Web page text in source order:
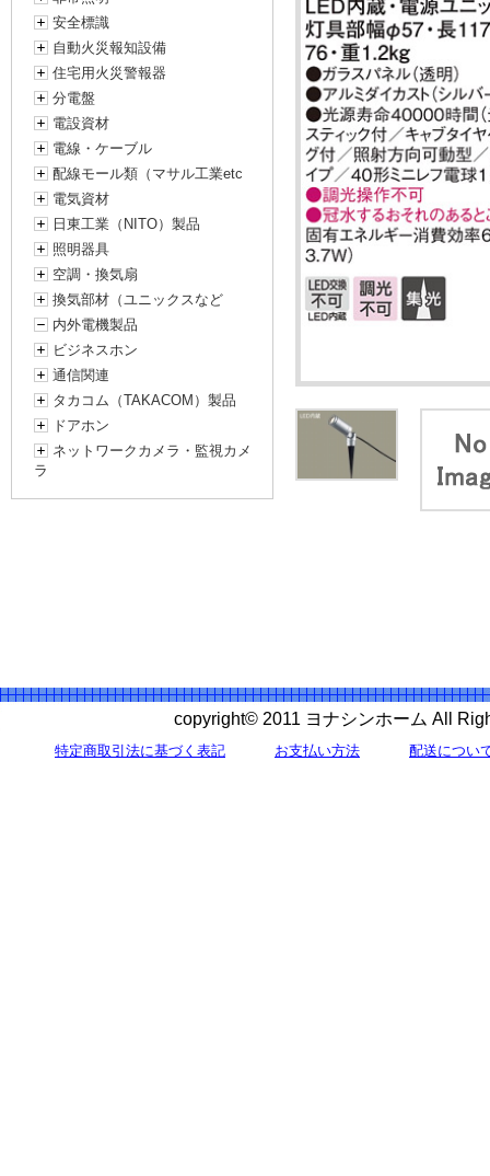
安全標識
自動火災報知設備
住宅用火災警報器
分電盤
電設資材
電線・ケーブル
配線モール類（マサル工業etc
電気資材
日東工業（NITO）製品
照明器具
空調・換気扇
換気部材（ユニックスなど
内外電機製品
ビジネスホン
通信関連
タカコム（TAKACOM）製品
ドアホン
ネットワークカメラ・監視カメ
ラ
copyright© 2011 ヨナシンホーム All
特定商取引法に基づく表記 お支払い方法 配送につい